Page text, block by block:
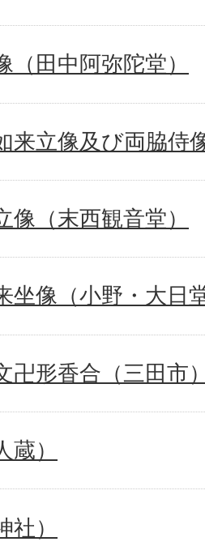
（田中阿弥陀堂）
来立像及び両脇侍
像（末西観音堂）
坐像（小野・大日
卍形香合（三田市
）
）